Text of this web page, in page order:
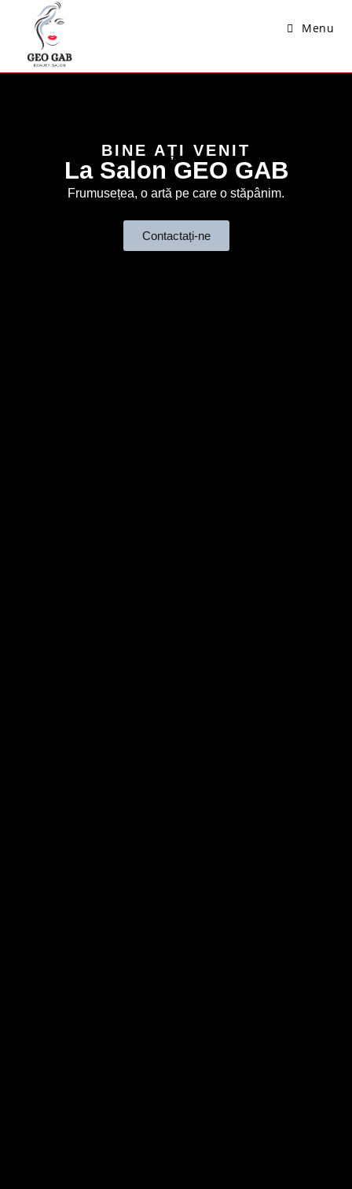
Menu
BINE AȚI VENIT
La Salon GEO GAB
Frumusețea, o artă pe care o stăpânim.
Contactați-ne